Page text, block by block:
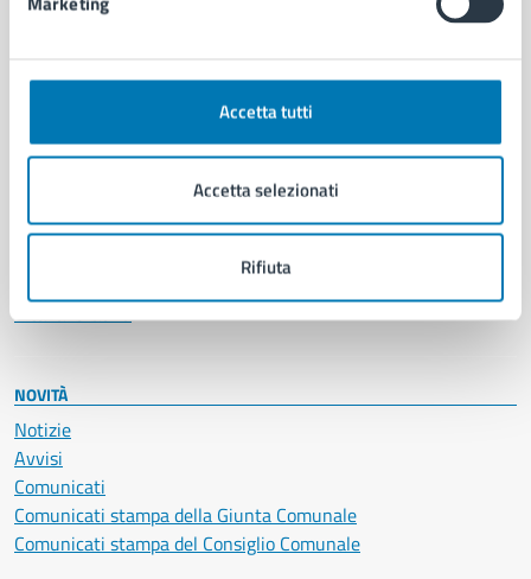
Accetta tutti
Accetta selezionati
Rifiuta
Autorizzazioni
Documenti e certificati
Giustizia e sicurezza pubblica
Imprese e commercio
Salute, benessere e assistenza
Vita lavorativa
NOVITÀ
Notizie
Avvisi
Comunicati
Comunicati stampa della Giunta Comunale
Comunicati stampa del Consiglio Comunale